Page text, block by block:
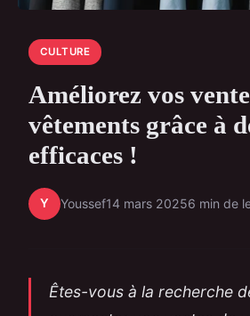
CULTURE
Améliorez vos
vêtements grâce à
efficaces !
Y Youssef14 mars 20256 min de
Êtes-vous à la recherche